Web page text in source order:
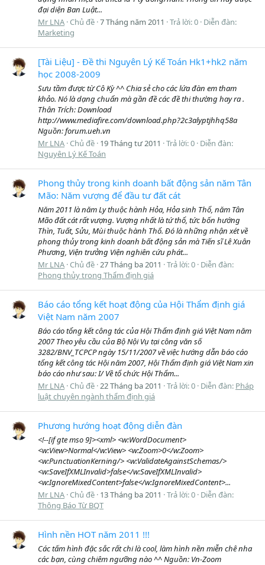
đại diện Ban Luật...
Mr LNA Chủ đề 7 Tháng năm 2011 Trả lời: 0 Diễn đàn:
Marketing
[Tài Liệu] - Đề thi Nguyên Lý Kế Toán Hk1+hk2 năm
học 2008-2009
Sưu tầm được từ Cô Kỳ ^^ Chia sẻ cho các lứa đàn em tham
khảo. Nó là dạng chuẩn mà gần đề các đề thi thường hay ra .
Thân Trích: Download
http://www.mediafire.com/download.php?2c3alyptjhhq58a
Nguồn: forum.ueh.vn
Mr LNA Chủ đề 19 Tháng tư 2011 Trả lời: 0 Diễn đàn:
Nguyên Lý Kế Toán
Phong thủy trong kinh doanh bất động sản năm Tân
Mão: Năm vượng để đầu tư đất cát
Năm 2011 là năm Ly thuộc hành Hỏa, Hỏa sinh Thổ, năm Tân
Mão đất cát rất vượng. Vượng nhất là tứ thổ, tức bốn hướng
Thìn, Tuất, Sửu, Mùi thuộc hành Thổ. Đó là những nhận xét về
phong thủy trong kinh doanh bất động sản mà Tiến sĩ Lê Xuân
Phương, Viện trưởng Viện nghiên cứu phát...
Mr LNA Chủ đề 27 Tháng ba 2011 Trả lời: 0 Diễn đàn:
Phong thủy trong Thẩm định giá
Báo cáo tổng kết hoạt động của Hội Thẩm định giá
Việt Nam năm 2007
Báo cáo tổng kết công tác của Hội Thẩm định giá Việt Nam năm
2007 Theo yêu cầu của Bộ Nội Vụ tại công văn số
3282/BNV_TCPCP ngày 15/11/2007 về việc hướng dẫn báo cáo
tổng kết công tác Hội năm 2007, Hội Thẩm định giá Việt Nam xin
báo cáo như sau: I/ Về tổ chức Hội Thẩm...
Mr LNA Chủ đề 22 Tháng ba 2011 Trả lời: 0 Diễn đàn: Pháp
luật chuyên ngành thẩm định giá
Phương hướng hoạt động diễn đàn
<!--[if gte mso 9]><xml> <w:WordDocument>
<w:View>Normal</w:View> <w:Zoom>0</w:Zoom>
<w:PunctuationKerning/> <w:ValidateAgainstSchemas/>
<w:SaveIfXMLInvalid>false</w:SaveIfXMLInvalid>
<w:IgnoreMixedContent>false</w:IgnoreMixedContent>...
Mr LNA Chủ đề 13 Tháng ba 2011 Trả lời: 0 Diễn đàn:
Thông Báo Từ BQT
Hình nền HOT năm 2011 !!!
Các tấm hình đặc sắc rất chi là cool, làm hình nền miễn chê nha
các bạn, cùng chiêm ngưỡng nào ^^ Nguồn: Vn-Zoom